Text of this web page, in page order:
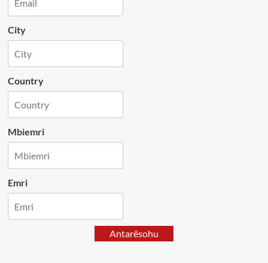
City
Country
Mbiemri
Emri
Antarësohu